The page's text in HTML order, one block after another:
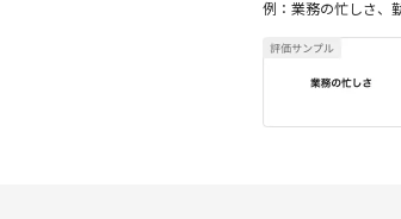
例：業務の忙しさ、